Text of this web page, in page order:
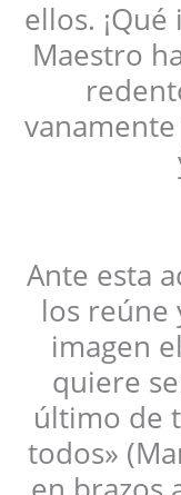
ellos.
Maestro
Ante esta
los reúne
imagen
quiere
último de
todos»